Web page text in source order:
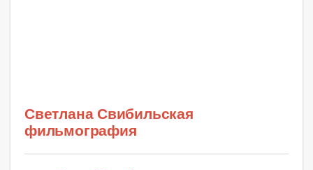
Светлана Свибильская
фильмография